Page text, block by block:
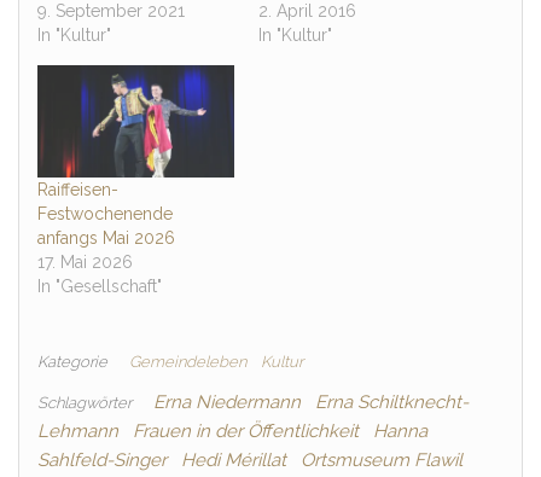
9. September 2021
In "Kultur"
2. April 2016
In "Kultur"
Raiffeisen-
Festwochenende
anfangs Mai 2026
17. Mai 2026
In "Gesellschaft"
Kategorie Gemeindeleben Kultur
Schlagwörter Erna Niedermann
Erna Schiltknecht-
Lehmann
Frauen in der Öffentlichkeit
Hanna
Sahlfeld-Singer
Hedi Mérillat
Ortsmuseum Flawil